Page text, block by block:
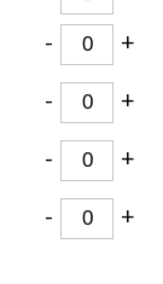
- +
- +
- +
- +